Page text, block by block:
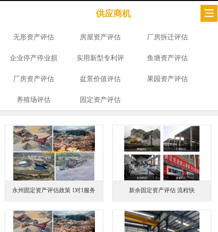
供应商机
无形资产评估 房屋资产评估 厂房拆迁评估
企业停产停业损
失评估
实用新型专利评
估
鱼塘资产评估
厂房资产评估 盆景价值评估 果园资产评估
养殖场评估 固定资产评估
永州固定资产评估政策 1对1服务 新余固定资产评估 流程快